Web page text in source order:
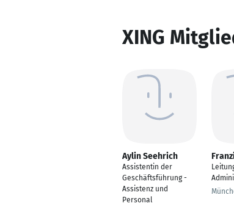
XING
Aylin Seehrich
Assistentin der
Geschäftsführung -
Assistenz und
Personal